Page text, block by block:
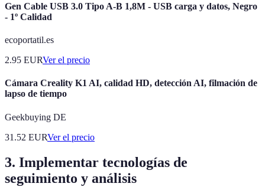
Gen Cable USB 3.0 Tipo A-B 1,8M - USB carga y datos, Negro
- 1º Calidad
ecoportatil.es
2.95 EURVer el precio
Cámara Creality K1 AI, calidad HD, detección AI, filmación de
lapso de tiempo
Geekbuying DE
31.52 EURVer el precio
3. Implementar tecnologías de
seguimiento y análisis